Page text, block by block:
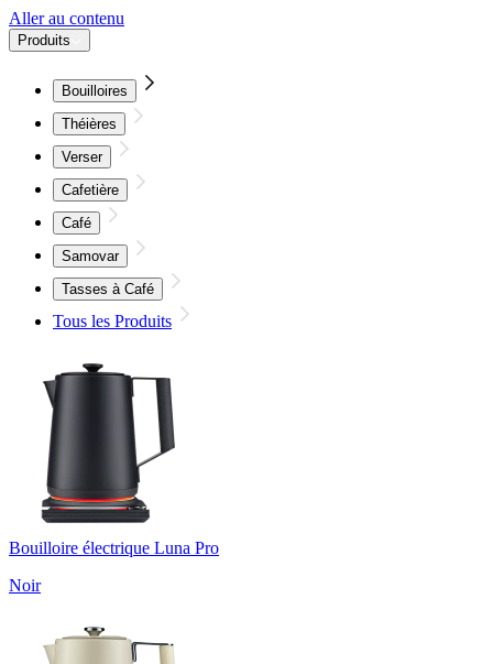
Aller au contenu
Produits
Bouilloires
Théières
Verser
Cafetière
Café
Samovar
Tasses à Café
Tous les Produits
Bouilloire électrique Luna Pro
Noir